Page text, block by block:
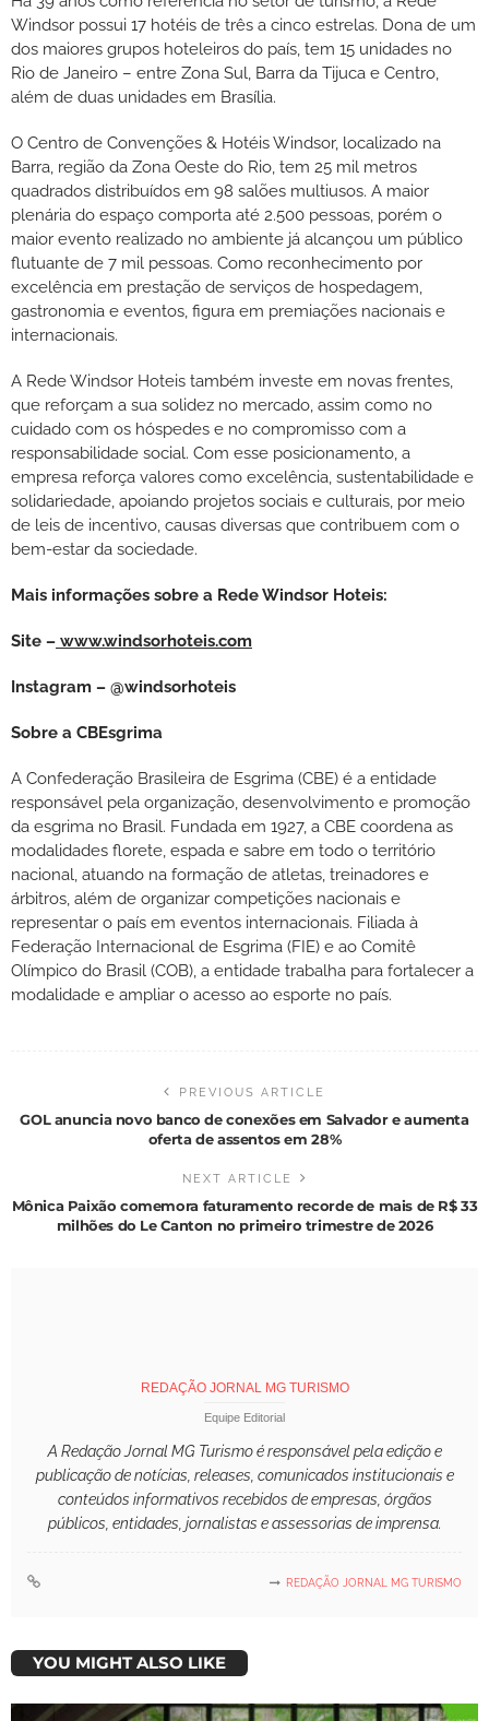
Windsor possui 17 hotéis de três a cinco estrelas. Dona de um
dos maiores grupos hoteleiros do país, tem 15 unidades no
Rio de Janeiro – entre Zona Sul, Barra da Tijuca e Centro,
além de duas unidades em Brasília.
O Centro de Convenções & Hotéis Windsor, localizado na
Barra, região da Zona Oeste do Rio, tem 25 mil metros
quadrados distribuídos em 98 salões multiusos. A maior
plenária do espaço comporta até 2.500 pessoas, porém o
maior evento realizado no ambiente já alcançou um público
flutuante de 7 mil pessoas. Como reconhecimento por
excelência em prestação de serviços de hospedagem,
gastronomia e eventos, figura em premiações nacionais e
internacionais.
A Rede Windsor Hoteis também investe em novas frentes,
que reforçam a sua solidez no mercado, assim como no
cuidado com os hóspedes e no compromisso com a
responsabilidade social. Com esse posicionamento, a
empresa reforça valores como excelência, sustentabilidade e
solidariedade, apoiando projetos sociais e culturais, por meio
de leis de incentivo, causas diversas que contribuem com o
bem-estar da sociedade.
Mais informações sobre a Rede Windsor Hoteis:
Site – www.windsorhoteis.com
Instagram – @windsorhoteis
Sobre a CBEsgrima
A Confederação Brasileira de Esgrima (CBE) é a entidade
responsável pela organização, desenvolvimento e promoção
da esgrima no Brasil. Fundada em 1927, a CBE coordena as
modalidades florete, espada e sabre em todo o território
nacional, atuando na formação de atletas, treinadores e
árbitros, além de organizar competições nacionais e
representar o país em eventos internacionais. Filiada à
Federação Internacional de Esgrima (FIE) e ao Comitê
Olímpico do Brasil (COB), a entidade trabalha para fortalecer a
modalidade e ampliar o acesso ao esporte no país.
PREVIOUS ARTICLE
GOL anuncia novo banco de conexões em Salvador e aumenta
oferta de assentos em 28%
NEXT ARTICLE
Mônica Paixão comemora faturamento recorde de mais de R$ 33
milhões do Le Canton no primeiro trimestre de 2026
REDAÇÃO JORNAL MG TURISMO
Equipe Editorial
A Redação Jornal MG Turismo é responsável pela edição e
publicação de notícias, releases, comunicados institucionais e
conteúdos informativos recebidos de empresas, órgãos
públicos, entidades, jornalistas e assessorias de imprensa.
REDAÇÃO JORNAL MG TURISMO
YOU MIGHT ALSO LIKE